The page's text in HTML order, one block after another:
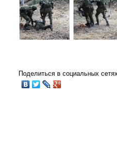
Поделиться в социальных